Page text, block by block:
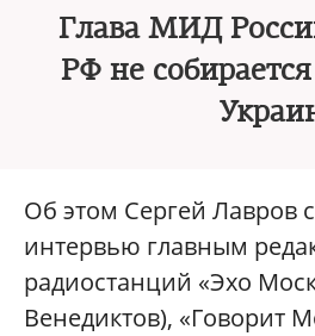
Глава МИД
РФ не собирается
Об этом Сергей Лавров
интервью главным
радиостанций «Эхо
Венедиктов), «Говорит